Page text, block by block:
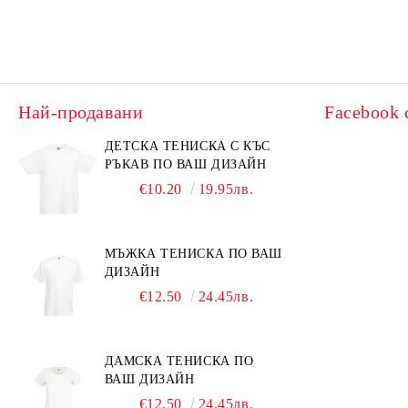
Най-продавани
ДЕТСКА ТЕНИСКА С КЪС
РЪКАВ ПО ВАШ ДИЗАЙН
€10.20 19.95лв.
МЪЖКА ТЕНИСКА ПО ВАШ
ДИЗАЙН
€12.50 24.45лв.
ДАМСКА ТЕНИСКА ПО
ВАШ ДИЗАЙН
€12.50 24.45лв.
Facebook